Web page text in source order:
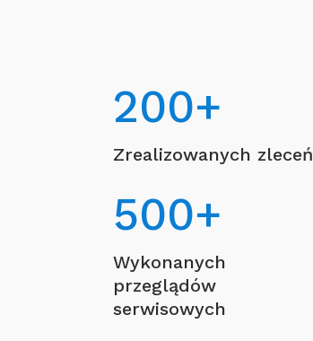
200+
Zrealizowanych zleceń
500+
Wykonanych
przeglądów
serwisowych